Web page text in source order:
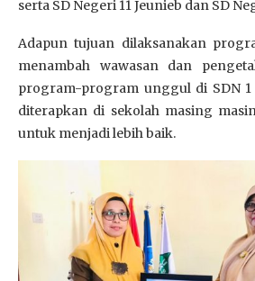
serta SD Negeri 11 Jeunieb dan SD
Adapun tujuan dilaksanakan
menambah wawasan dan
program-program unggul di SDN 1
diterapkan di sekolah masing
untuk menjadi lebih baik.